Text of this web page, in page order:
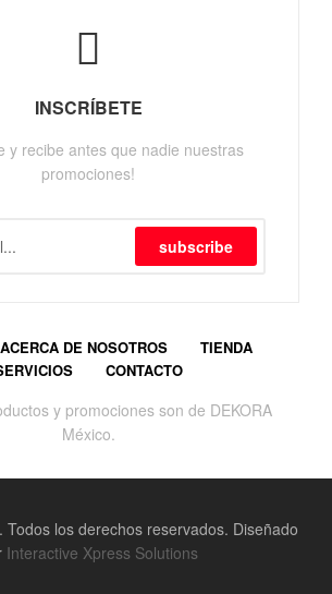
INSCRÍBETE
y recibe antes que nadie nuestras
promociones!
subscribe
ACERCA DE NOSOTROS
TIENDA
CONTACTO
y promociones son de DEKORA
México.
los derechos reservados. Diseñado
Interactive Xpress Solutions